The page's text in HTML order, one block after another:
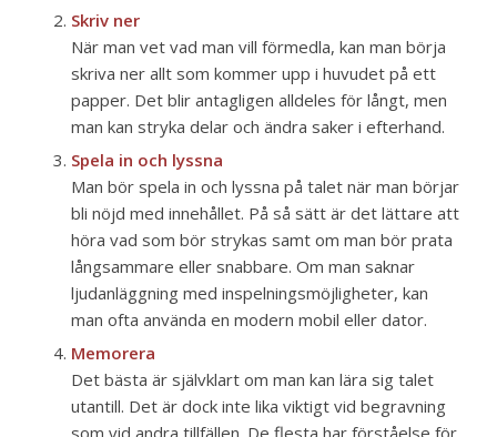
Skriv ner
När man vet vad man vill förmedla, kan man börja
skriva ner allt som kommer upp i huvudet på ett
papper. Det blir antagligen alldeles för långt, men
man kan stryka delar och ändra saker i efterhand.
Spela in och lyssna
Man bör spela in och lyssna på talet när man börjar
bli nöjd med innehållet. På så sätt är det lättare att
höra vad som bör strykas samt om man bör prata
långsammare eller snabbare. Om man saknar
ljudanläggning med inspelningsmöjligheter, kan
man ofta använda en modern mobil eller dator.
Memorera
Det bästa är självklart om man kan lära sig talet
utantill. Det är dock inte lika viktigt vid begravning